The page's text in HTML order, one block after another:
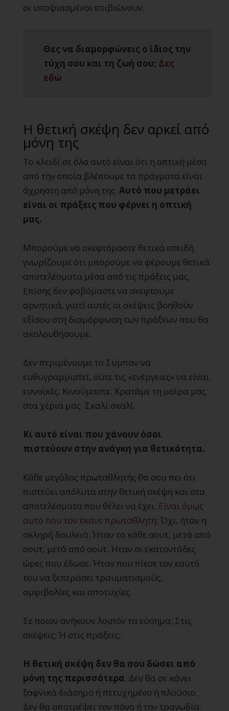
οι υποψιασμένοι επιβιώνουν.
Θες να διαμορφώνεις ο ίδιος την
τύχη σου και τη ζωή σου; Δες
εδώ
Η θετική σκέψη δεν αρκεί από
μόνη της
Το κλειδί σε όλο αυτό είναι ότι η οπτική μέσα
από την οποία βλέπουμε τα πράγματα είναι
άχρηστη από μόνη της. Αυτό που μετράει
είναι οι πράξεις που φέρνει η οπτική
μας.
Μπορούμε να σκεφτόμαστε θετικά επειδή
γνωρίζουμε ότι μπορούμε να φέρουμε θετικά
αποτελέσματα μέσα από τις πράξεις μας.
Επίσης δεν φοβόμαστε να σκεφτούμε
αρνητικά, γιατί αυτές οι σκέψεις βοηθούν
εξίσου στη διαμόρφωση των πράξεων που θα
ακολουθήσουμε.
Δεν περιμένουμε το Σύμπαν να
ευθυγραμμιστεί, ούτε τις «ενέργειες» να είναι
ευνοϊκές. Κινούμαστε. Κρατάμε τη μοίρα μας
στα χέρια μας. Σκαλί σκαλί.
Κι αυτό είναι που χάνουν όσοι
πιστεύουν στην ανάγκη για θετικότητα.
Κάθε μεγάλος πρωταθλητής θα σου πει ότι
πιστεύει απόλυτα στην θετική σκέψη και στα
αποτελέσματα που θέλει να έχει. Είναι όμως
αυτό που τον έκανε πρωταθλητή; Όχι, ήταν η
σκληρή δουλειά. Ήταν το κάθε σουτ, μετά από
σουτ, μετά από σουτ. Ήταν οι εκατοντάδες
ώρες που έδωσε. Ήταν που πίεσε τον εαυτό
του να ξεπεράσει τραυματισμούς,
αμφιβολίες και αποτυχίες.
Σε ποιον ανήκουν λοιπόν τα εύσημα; Στις
σκέψεις; Ή στις πράξεις;
Η θετική σκέψη δεν θα σου δώσει από
μόνη της περισσότερα. Δεν θα σε κάνει
ξαφνικά διάσημο ή πετυχημένο ή πλούσιο.
Δεν θα αποτρέψει τον πόνο ή την τραγωδία.